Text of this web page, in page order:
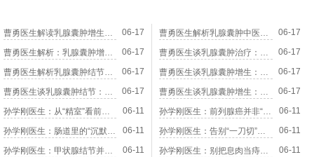
曹勇医生解读乳腺囊肿增生：身体里的气与水为何会“结块” 06-17 曹勇医生解析乳腺囊肿中医疗法：分型论治与内调外养的协同之道 06-17
曹勇医生解析：乳腺囊肿增生背后的气血密码与生活调养 06-17 曹勇医生谈乳腺囊肿治疗：不是只消包块，而是让气血重新流动起来 06-17
曹勇医生解析乳腺囊肿结节：为何说“不通”比“结块”更可怕 06-17 曹勇医生谈乳腺囊肿增生：从中医视角认识身体里的“无形之结” 06-17
曹勇医生谈乳腺囊肿结节：读懂身体的“预警信号”而非“判决书” 06-17 曹勇医生谈乳腺囊肿增生：从经络循行看乳房健康的秘密 06-17
孙学刚医生：从“精室”看前列腺癌，不仅仅是泌尿系统的病 06-11 孙学刚医生：前列腺癌并非“洪水猛兽”，中医视角下的阴实之辨 06-11
孙学刚医生：肠道里的“沉默杀手”，大肠息肉有哪些蛛丝马迹？ 06-11 孙学刚医生：告别“一刀切”，中医内外同治化解甲状腺结节 06-11
孙学刚医生：甲状腺结节并非“绝症”，中医辨证施治有章法 06-11 孙学刚医生：别把息肉当痔疮，认清大肠息肉的隐匿症状 06-11